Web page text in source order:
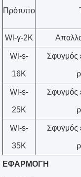
Πρότυπο
Wl-γ-2K
Wl-s-
16K
Σφυγμός
Wl-s-
25K
Σφυγμός
Wl-s-
35K
Σφυγμός
ΕΦΑΡΜΟΓΗ